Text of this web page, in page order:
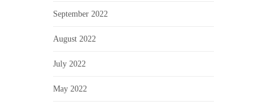
September 2022
August 2022
July 2022
May 2022